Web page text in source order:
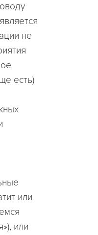
не
есть)
или
или